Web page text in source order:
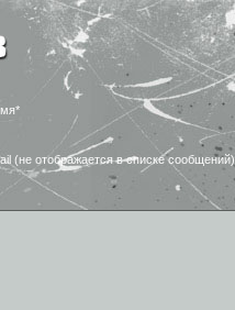
(не отображается в списке сообщений)